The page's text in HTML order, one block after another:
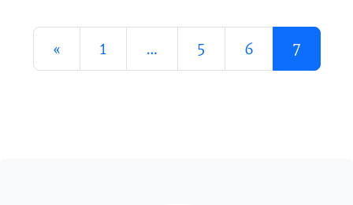
Posts navigation
« 1 … 5 6 7